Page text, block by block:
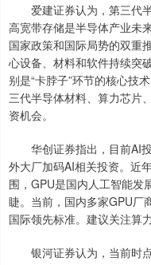
爱建证券认为，第三代半
高宽带存储是半导体产业未
国家政策和国际局势的双重
心设备、材料和软件持续突
别是“卡脖子”环节的核心技
三代半导体材料、算力芯片
资机会。
华创证券指出，目前AI投
外大厂加码AI相关投资。近
围，GPU是国内人工智能发
睫。当前，国内多家GPU厂
国际领先标准。建议关注算
银河证券认为，当前时点